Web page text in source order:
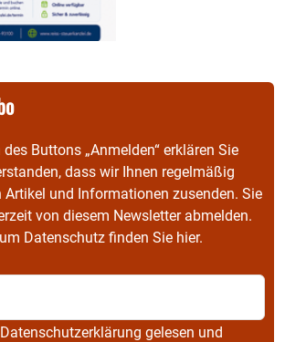
Buttons „Anmelden“ erklären Sie
dass wir Ihnen regelmäßig
Artikel und Informationen zusenden. Sie
von diesem Newsletter abmelden.
Datenschutz finden Sie hier.
Datenschutzerklärung gelesen und